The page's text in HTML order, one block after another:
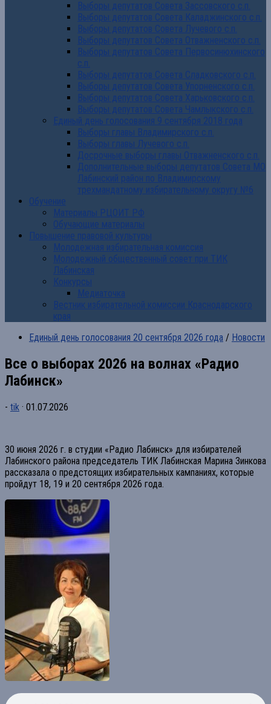
Выборы депутатов Совета Зассовского с.п.
Выборы депутатов Совета Каладжинского с.п.
Выборы депутатов Совета Лучевого с.п.
Выборы депутатов Совета Отважненского с.п.
Выборы депутатов Совета Первосинюхинского
с.п.
Выборы депутатов Совета Сладковского с.п.
Выборы депутатов Совета Упорненского с.п.
Выборы депутатов Совета Харьковского с.п.
Выборы депутатов Совета Чамлыкского с.п.
Единый день голосования 9 сентября 2018 года
Выборы главы Владимирского с.п.
Выборы главы Лучевого с.п.
Досрочные выборы главы Отважненского с.п.
Дополнительные выборы депутатов Совета МО
Лабинский район по Владимирскому
трехмандатному избирательному округу №6
Обучение
Материалы РЦОИТ РФ
Обучающие материалы
Повышение правовой культуры
Молодежная избирательная комиссия
Молодежный общественный совет при ТИК
Лабинская
Конкурсы
Медиаточка
Вестник избирательной комиссии Краснодарского
края
Единый день голосования 20 сентября 2026 года / Новости
Все о выборах 2026 на волнах «Радио
Лабинск»
- tik · 01.07.2026
30 июня 2026 г. в студии «Радио Лабинск» для избирателей
Лабинского района председатель ТИК Лабинская Марина Зинкова
рассказала о предстоящих избирательных кампаниях, которые
пройдут 18, 19 и 20 сентября 2026 года.